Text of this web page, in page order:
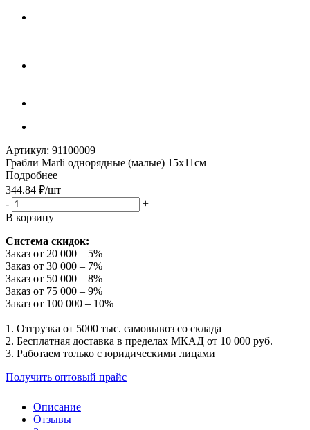
Артикул: 91100009
Грабли Marli однорядные (малые) 15х11см
Подробнее
344.84 ₽/шт
-
+
В корзину
Система скидок:
Заказ от 20 000 – 5%
Заказ от 30 000 – 7%
Заказ от 50 000 – 8%
Заказ от 75 000 – 9%
Заказ от 100 000 – 10%
1. Отгрузка от 5000 тыс. самовывоз со склада
2. Бесплатная доставка в пределах МКАД от 10 000 руб.
3. Работаем только с юридическими лицами
Получить оптовый прайс
Описание
Отзывы